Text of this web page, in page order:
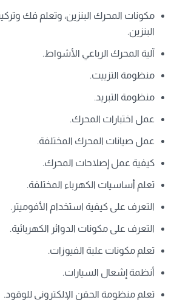
مكونات المحرك البنزين، وتعلم فك
البنزين.
آلية المحرك الرباعي الأشواط.
منظومة التزييت.
منظومة التبريد.
عمل اختبارات المحرك.
عمل صيانات المحرك المختلفة.
كيفية عمل إصلاحات المحرك.
تعلم أساسيات الكهرباء المختلفة.
التعرف على كيفية استخدام الأفوميتر.
التعرف على مكونات الدوائر الكهربائية.
تعلم مكونات علبة الفيوزات.
أنظمة إشعال السيارات.
تعلم منظومة الحقن الإلكتروني للوقود.